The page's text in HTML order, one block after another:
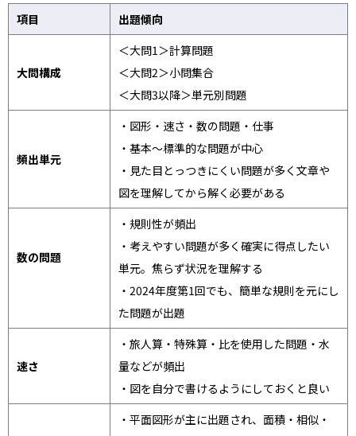
項目 出題傾向
大問構成
＜大問1＞計算問題
＜大問2＞小問集合
＜大問3以降＞単元別問題
頻出単元
・図形・速さ・数の問題・仕事
・基本～標準的な問題が中心
・見た目とっつきにくい問題が多く文章や
図を理解してから解く必要がある
数の問題
・規則性が頻出
・考えやすい問題が多く確実に得点したい
単元。焦らず状況を理解する
・2024年度第1回でも、簡単な規則を元にし
た問題が出題
速さ
・旅人算・特殊算・比を使用した問題・水
量などが頻出
・図を自分で書けるようにしておくと良い
・平面図形が主に出題され、面積・相似・